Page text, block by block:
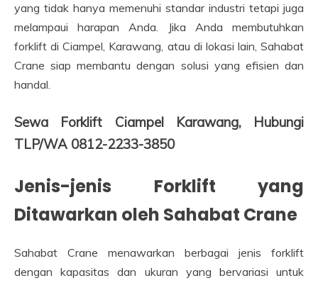
yang tidak hanya memenuhi standar industri tetapi juga
melampaui harapan Anda. Jika Anda membutuhkan
forklift di Ciampel, Karawang, atau di lokasi lain, Sahabat
Crane siap membantu dengan solusi yang efisien dan
handal.
Sewa Forklift Ciampel Karawang, Hubungi
TLP/WA 0812-2233-3850
Jenis-jenis Forklift yang
Ditawarkan oleh Sahabat Crane
Sahabat Crane menawarkan berbagai jenis forklift
dengan kapasitas dan ukuran yang bervariasi untuk